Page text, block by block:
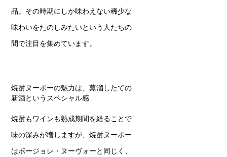
品。その時期にしか味わえない稀少な
味わいをたのしみたいという人たちの
間で注目を集めています。
焼酎ヌーボーの魅力は、蒸溜したての
新酒というスペシャル感
焼酎もワインも熟成期間を経ることで
味の深みが増しますが、焼酎ヌーボー
はボージョレ・ヌーヴォーと同じく、